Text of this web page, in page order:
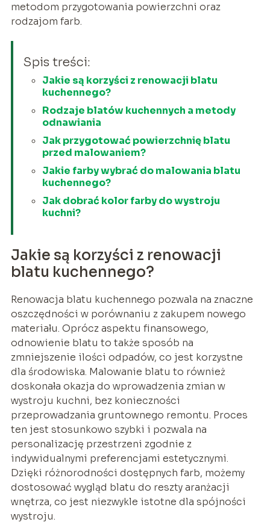
metodom przygotowania powierzchni oraz
rodzajom farb.
Spis treści:
Jakie są korzyści z renowacji blatu
kuchennego?
Rodzaje blatów kuchennych a metody
odnawiania
Jak przygotować powierzchnię blatu
przed malowaniem?
Jakie farby wybrać do malowania blatu
kuchennego?
Jak dobrać kolor farby do wystroju
kuchni?
Jakie są korzyści z renowacji
blatu kuchennego?
Renowacja blatu kuchennego pozwala na znaczne
oszczędności w porównaniu z zakupem nowego
materiału. Oprócz aspektu finansowego,
odnowienie blatu to także sposób na
zmniejszenie ilości odpadów, co jest korzystne
dla środowiska. Malowanie blatu to również
doskonała okazja do wprowadzenia zmian w
wystroju kuchni, bez konieczności
przeprowadzania gruntownego remontu. Proces
ten jest stosunkowo szybki i pozwala na
personalizację przestrzeni zgodnie z
indywidualnymi preferencjami estetycznymi.
Dzięki różnorodności dostępnych farb, możemy
dostosować wygląd blatu do reszty aranżacji
wnętrza, co jest niezwykle istotne dla spójności
wystroju.